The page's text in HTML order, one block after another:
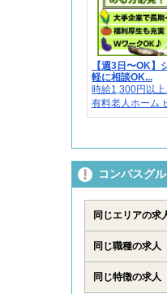
【週3日〜OK】
軽に相談OK...
時給1,300円以上
有料老人ホーム
コンパスグ
同じエリアの求
同じ職種の求人
同じ特徴の求人